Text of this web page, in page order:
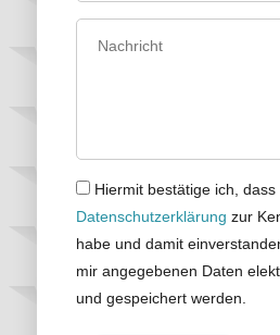
Hiermit bestätige ich, dass
Datenschutzerklärung zur
habe und damit
mir angegebenen Daten
und gespeichert werden.